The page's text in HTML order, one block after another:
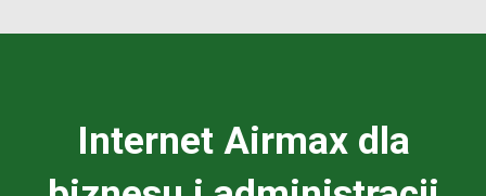
Internet Airmax dla